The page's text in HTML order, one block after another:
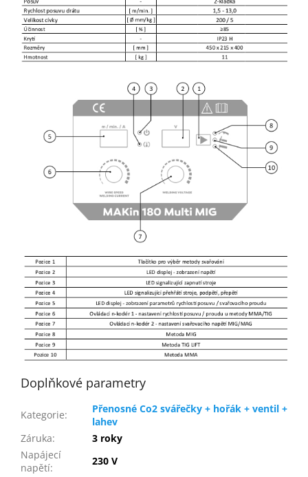
Doplňkové parametry
Kategorie:
Přenosné Co2 svářečky + hořák + ventil +
lahev
Záruka:
3 roky
Napájecí
napětí:
230 V